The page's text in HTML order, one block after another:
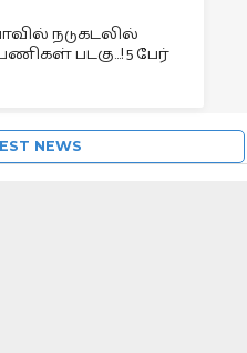
நடுகடலில்
படகு…! 5 பேர்
NEWS